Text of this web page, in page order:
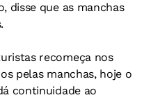
disse que as manchas
recomeça nos
pelas manchas, hoje o
continuidade ao